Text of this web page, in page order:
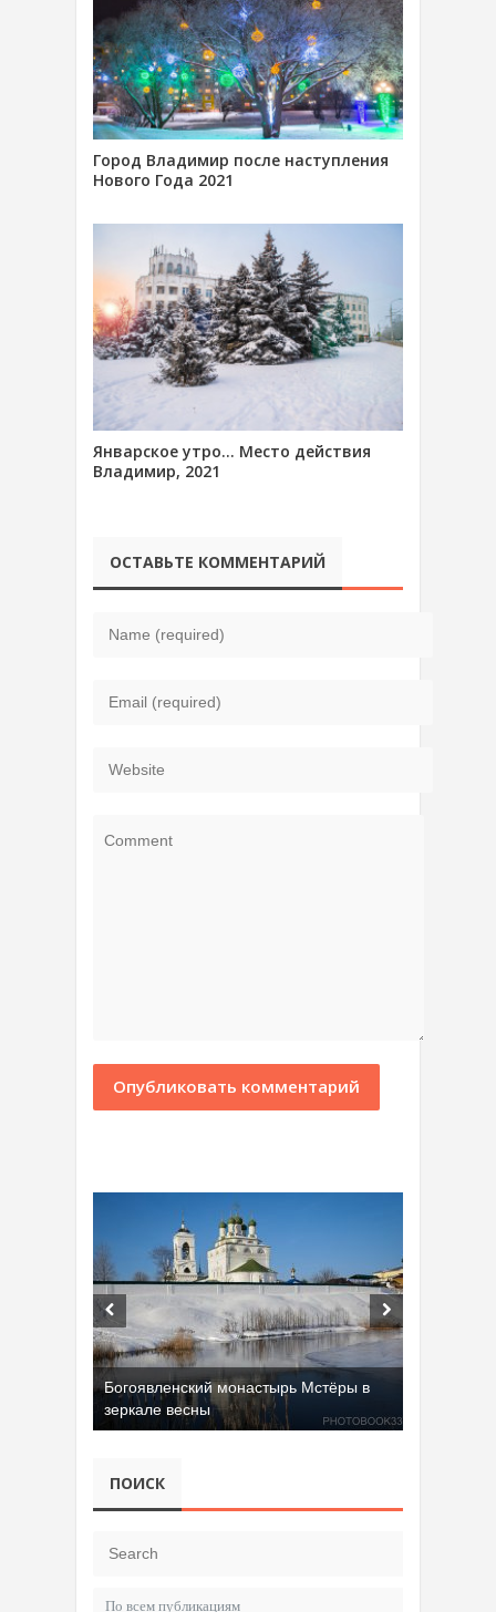
Город Владимир после наступления
Нового Года 2021
Январское утро… Место действия
Владимир, 2021
ОСТАВЬТЕ КОММЕНТАРИЙ
Богоявленский монастырь Мстёры в
зеркале весны
ПОИСК